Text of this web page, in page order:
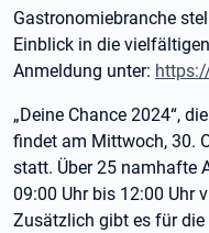
Gastronomiebranche
Einblick in die
Anmeldung unter:
„Deine Chance 2024“,
findet am Mittwoch, 30.
statt. Über 25 namhafte
09:00 Uhr bis 12:00 Uhr
Zusätzlich gibt es für